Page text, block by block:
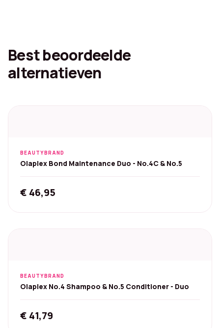
Best beoordeelde
alternatieven
BEAUTYBRAND
Olaplex Bond Maintenance Duo - No.4C & No.5
€ 46,95
BEAUTYBRAND
Olaplex No.4 Shampoo & No.5 Conditioner - Duo
€ 41,79